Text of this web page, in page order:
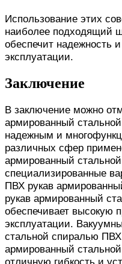
Использование этих
наиболее подходящий
обеспечит надежность
эксплуатации.
Заключение
В заключение можно
армированный
надежным и
различных сфер
армированный
специализированные
ПВХ рукав
рукав армированный
обеспечивает высокую
эксплуатации.
стальной спиралью
армированный
отличную гибкость и